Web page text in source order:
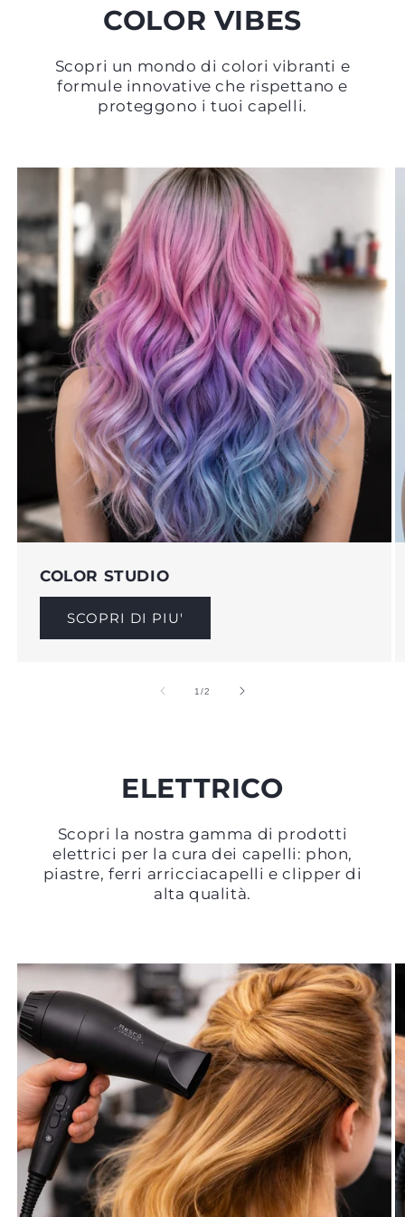
COLOR VIBES
Scopri un mondo di colori vibranti e
formule innovative che rispettano e
proteggono i tuoi capelli.
COLOR STUDIO
SCOPRI DI PIU'
1/su
2
ELETTRICO
Scopri la nostra gamma di prodotti
elettrici per la cura dei capelli: phon,
piastre, ferri arricciacapelli e clipper di
alta qualità.